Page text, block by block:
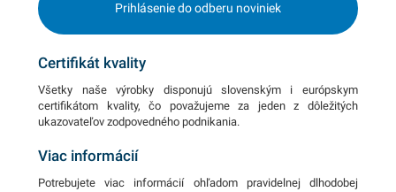
Prihlásenie do odberu noviniek
Certifikát kvality
Všetky naše výrobky disponujú slovenským i európskym
certifikátom kvality, čo považujeme za jeden z dôležitých
ukazovateľov zodpovedného podnikania.
Viac informácií
Potrebujete viac informácií ohľadom pravidelnej dlhodobej